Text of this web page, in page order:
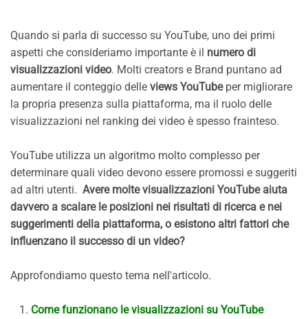
Quando si parla di successo su YouTube, uno dei primi
aspetti che consideriamo importante è il numero di
visualizzazioni video. Molti creators e Brand puntano ad
aumentare il conteggio delle views YouTube per migliorare
la propria presenza sulla piattaforma, ma il ruolo delle
visualizzazioni nel ranking dei video è spesso frainteso.
YouTube utilizza un algoritmo molto complesso per
determinare quali video devono essere promossi e suggeriti
ad altri utenti. Avere molte visualizzazioni YouTube aiuta
davvero a scalare le posizioni nei risultati di ricerca e nei
suggerimenti della piattaforma, o esistono altri fattori che
influenzano il successo di un video?
Approfondiamo questo tema nell'articolo.
Come funzionano le visualizzazioni su YouTube